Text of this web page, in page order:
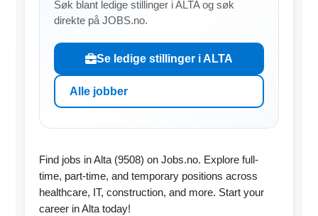
Søk blant ledige stillinger i ALTA og søk
direkte på JOBS.no.
Se ledige stillinger i ALTA
Alle jobber
Find jobs in Alta (9508) on Jobs.no. Explore full-
time, part-time, and temporary positions across
healthcare, IT, construction, and more. Start your
career in Alta today!